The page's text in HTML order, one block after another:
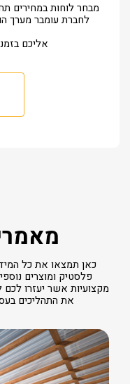
מבחר לוחות במחירים
לחברת עומבר מערך
אליכם
כאן תמצאו את כל
פלסטיק ומוצרים
מקצועיות אשר יעזרו
את התהליכים